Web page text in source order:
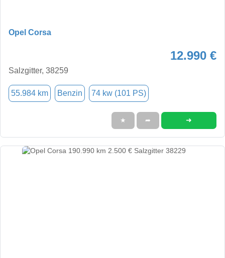
Opel Corsa
12.990 €
Salzgitter, 38259
55.984 km Benzin 74 kw (101 PS)
★ ➦ ➜